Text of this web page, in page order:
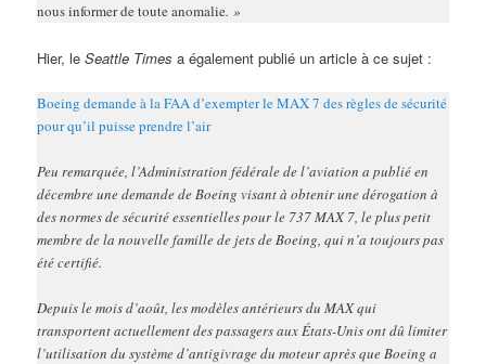
nous informer de toute anomalie. »
Hier, leSeattle Times a également publié un article à ce sujet :
Boeing demande à la FAA d’exempter le MAX 7 des règles de sécurité
pour qu’il puisse prendre l’air
Peu remarquée, l’Administration fédérale de l’aviation a publié en
décembre une demande de Boeing visant à obtenir une dérogation à
des normes de sécurité essentielles pour le 737 MAX 7, le plus petit
membre de la nouvelle famille de jets de Boeing, qui n’a toujours pas
été certifié.
Depuis le mois d’août, les modèles antérieurs du MAX qui
transportent actuellement des passagers aux États-Unis ont dû limiter
l’utilisation du système d’antigivrage du moteur après que Boeing a